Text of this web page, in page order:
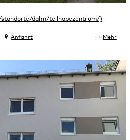
Anfahrt Mehr